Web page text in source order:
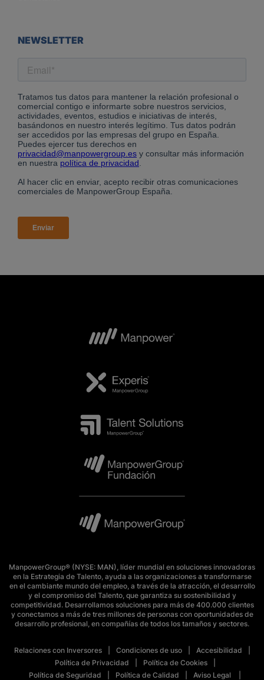
NEWSLETTER
ManpowerGroup® (NYSE: MAN), líder mundial en soluciones innovadoras
en la Estrategia de Talento, ayuda a las organizaciones a transformarse
en el cambiante mundo del empleo, a través de la atracción, el desarrollo
y el compromiso del Talento, que garantiza su sostenibilidad y
competitividad. Desarrollamos soluciones para más de 400.000 clientes
y conectamos a más de tres millones de personas con oportunidades de
desarrollo profesional, en compañías de todos los tamaños y sectores.
Relaciones con Inversores Condiciones de uso
Accesibilidad
Política de Privacidad
Política de Cookies
Política de Seguridad
Política de Calidad Aviso Legal